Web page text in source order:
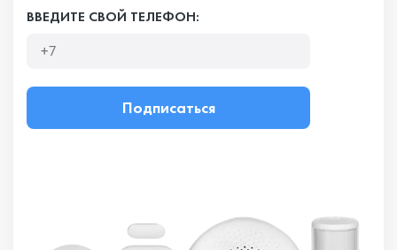
ВВЕДИТЕ СВОЙ ТЕЛЕФОН:
Подписаться